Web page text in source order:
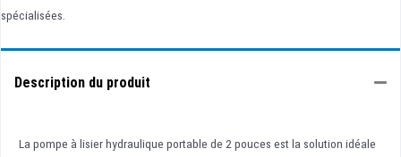
spécialisées.
Description du produit
La pompe à lisier hydraulique portable de 2 pouces est la solution idéale